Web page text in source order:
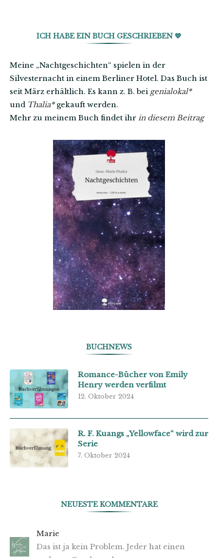
ICH HABE EIN BUCH GESCHRIEBEN 💙
Meine „Nachtgeschichten“ spielen in der
Silvesternacht in einem Berliner Hotel. Das Buch ist
seit März erhältlich. Es kann z. B. bei genialokal*
und Thalia*gekauft werden.
Mehr zu meinem Buch findet ihr in diesem Beitrag
BUCHNEWS
Romance-Bücher von Emily
Henry werden verfilmt
12. Oktober 2024
R. F. Kuangs „Yellowface“ wird zur
Serie
7. Oktober 2024
NEUESTE KOMMENTARE
Marie
Das ist ja kein Problem. Jeder hat einen